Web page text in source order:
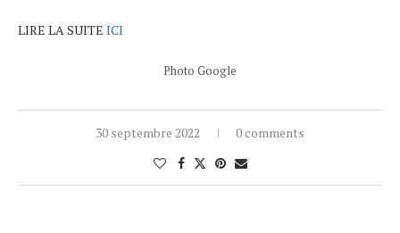
LIRE LA SUITE ICI
Photo Google
30 septembre 2022 0 comments